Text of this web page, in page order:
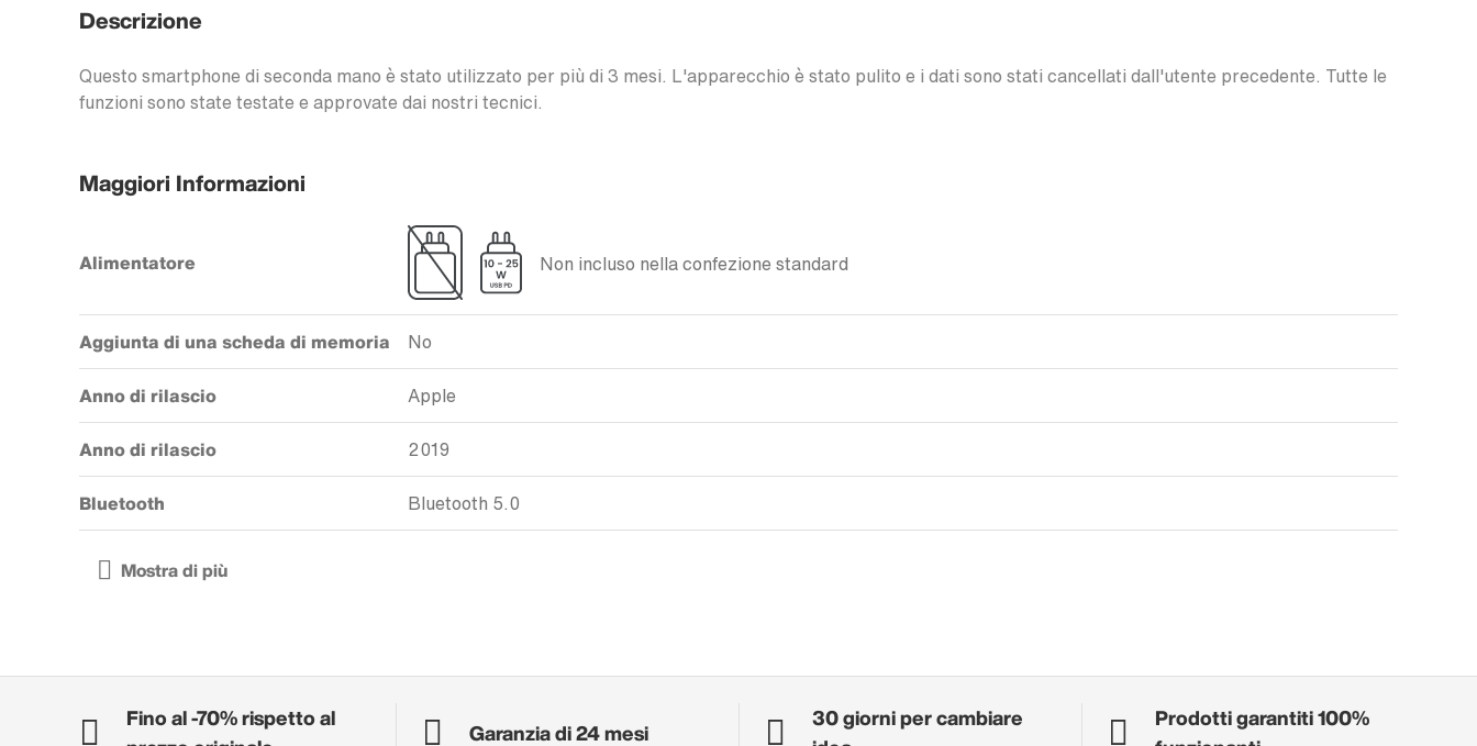
Descrizione
Questo smartphone di seconda mano è stato utilizzato per più di 3 mesi. L'apparecchio è stato pulito e i dati sono stati cancellati dall'utente precedente. Tutte le
funzioni sono state testate e approvate dai nostri tecnici.
Maggiori Informazioni
Alimentatore Non incluso nella confezione standard
Aggiunta di una scheda di memoria No
Anno di rilascio Apple
Anno di rilascio 2019
Bluetooth Bluetooth 5.0
Fino al -70% rispetto al
Garanzia di 24 mesi
30 giorni per cambiare
Prodotti garantiti 100%